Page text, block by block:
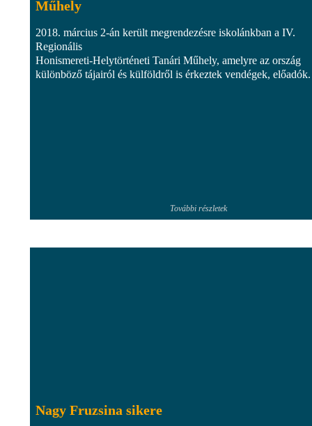
Műhely
2018. március 2-án került megrendezésre iskolánkban a IV.
Regionális
Honismereti-Helytörténeti Tanári Műhely, amelyre az ország
különböző tájairól és külföldről is érkeztek vendégek, előadók.
További részletek
Nagy Fruzsina sikere